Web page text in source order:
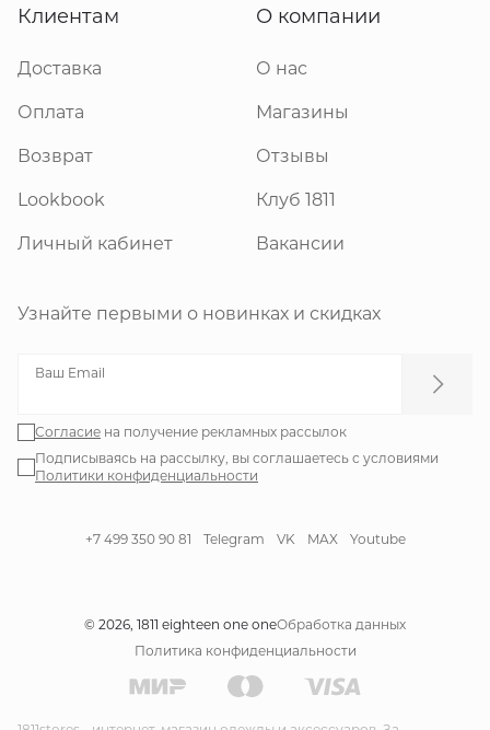
Клиентам
Доставка
Оплата
Возврат
Lookbook
Личный кабинет
О компании
О нас
Магазины
Отзывы
Клуб 1811
Вакансии
Узнайте первыми о новинках и скидках
Ваш Email
Согласие на получение рекламных рассылок
Подписываясь на рассылку, вы соглашаетесь с условиями
Политики конфиденциальности
+7 499 350 90 81 Telegram VK MAX Youtube
© 2026, 1811 eighteen one oneОбработка данных
Политика конфиденциальности